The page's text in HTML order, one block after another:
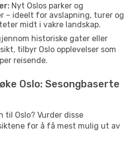
Nyt Oslos parker og
– ideelt for avslapning, turer og
midt i vakre landskap.
historiske gater eller
tilbyr Oslo opplevelser som
reisende.
Oslo: Sesongbaserte
til Oslo? Vurder disse
for å få mest mulig ut av